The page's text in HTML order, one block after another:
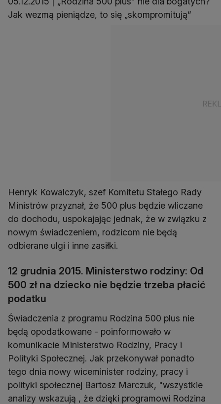
Jak wezmą pieniądze, to się „skompromitują”
Henryk Kowalczyk, szef Komitetu Stałego Rady
Ministrów przyznał, że 500 plus będzie wliczane
do dochodu, uspokajając jednak, że w związku z
nowym świadczeniem, rodzicom nie będą
odbierane ulgi i inne zasiłki.
12 grudnia 2015. Ministerstwo rodziny: Od
500 zł na dziecko nie będzie trzeba płacić
podatku
Świadczenia z programu Rodzina 500 plus nie
będą opodatkowane - poinformowało w
komunikacie Ministerstwo Rodziny, Pracy i
Polityki Społecznej. Jak przekonywał ponadto
tego dnia nowy wiceminister rodziny, pracy i
polityki społecznej Bartosz Marczuk, "wszystkie
analizy wskazują , że dzięki programowi Rodzina